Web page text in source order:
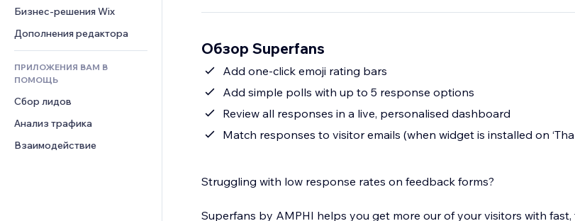
Еда и напитки
Новости
Баннеры и значки
Калькуляторы
Погода
Графики и таблицы
Телефон
Сообщество
Отзывы и комментарии
Управление отношениями с
клиентом (CRM)
Бизнес-решения Wix
Дополнения редактора
ПРИЛОЖЕНИЯ ВАМ В
ПОМОЩЬ
Сбор лидов
Анализ трафика
Взаимодействие
Обзор Superfans
Add one-click emoji rating bars
Add simple polls with up to 5 response options
Review all responses in a live, personalised dashboard
Match responses to visitor emails (when widget is installed on
Struggling with low response rates on feedback forms?
Superfans by AMPHI helps you get more our of your visitors with